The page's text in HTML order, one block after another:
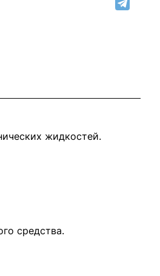
жидкостей.
средства.